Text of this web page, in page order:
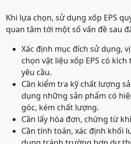
Khi lựa chọn, sử dụng xốp EPS
quan tâm tới một số vấn đề sau
Xác định mục đích sử dụng,
chọn vật liệu xốp EPS có
yêu cầu.
Cần kiểm tra kỹ chất lượng
dụng những sản phẩm có
góc, kém chất lượng.
Cần lấy hóa đơn, chứng từ
Cần tính toán, xác định khối